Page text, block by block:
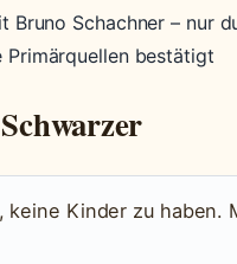
Bruno Schachner – nur
Primärquellen bestätigt
keine Kinder zu haben.